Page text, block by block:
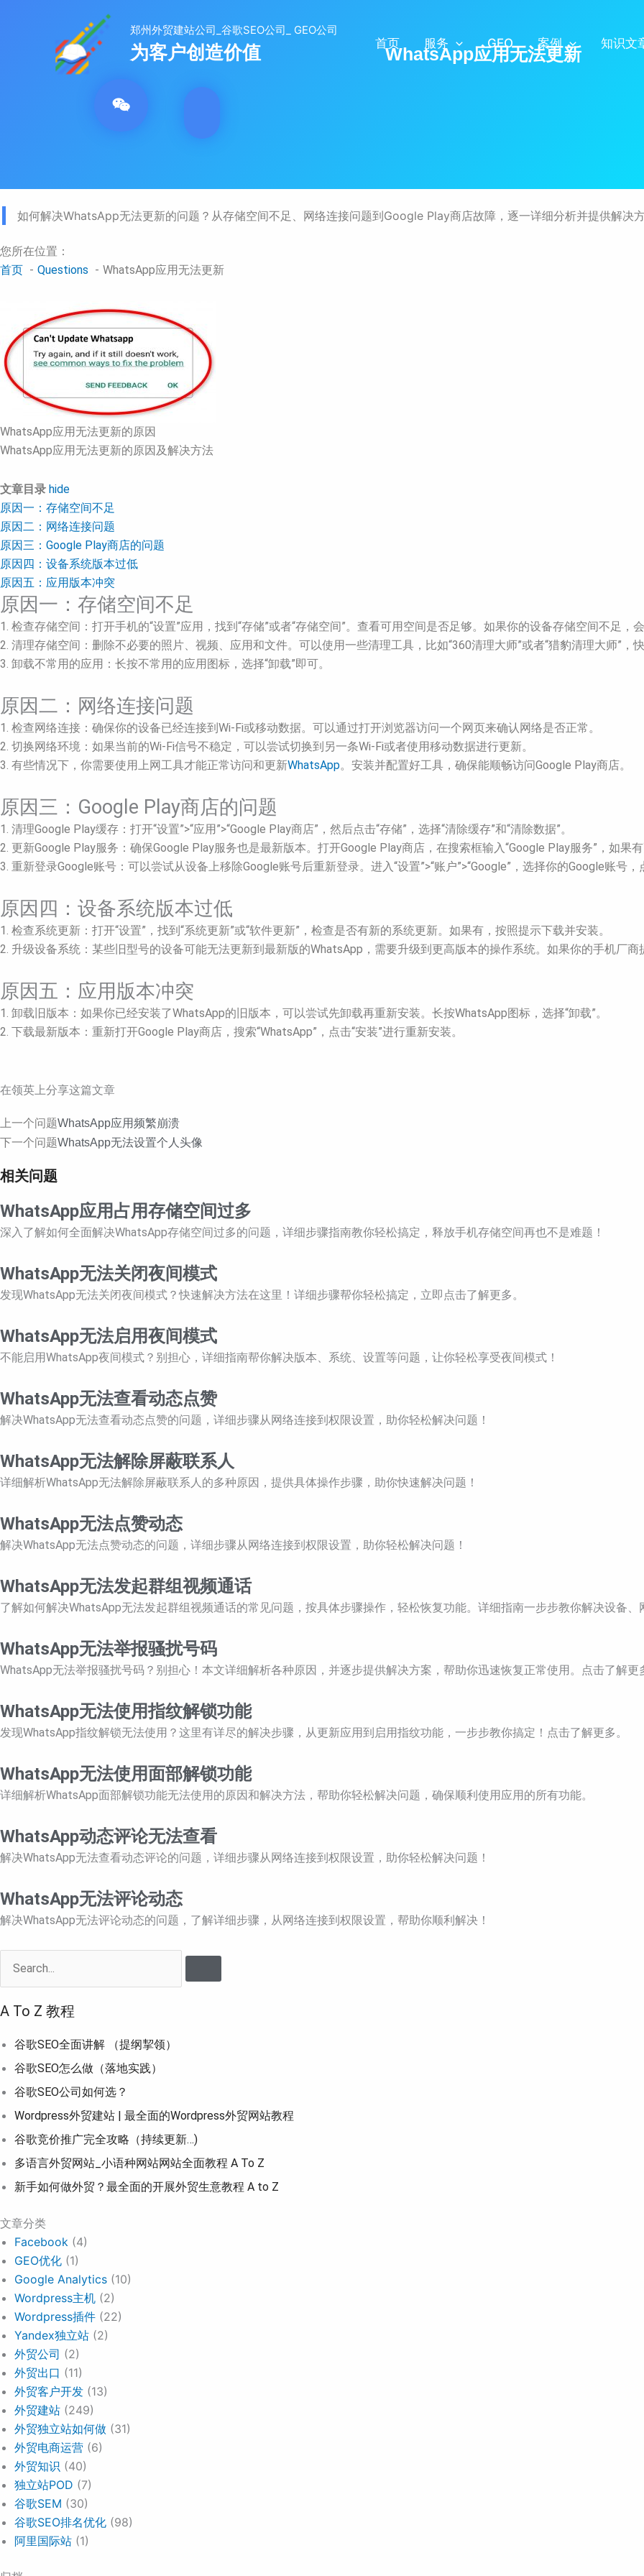
首页 服务 GEO 案例 知识文
WhatsApp应用无法更新
如何解决WhatsApp无法更新的问题？从存储空间不足、网络连接问题到Google Play商店故障，逐一详细分析并提供解决
您所在位置：
首页
Questions WhatsApp应用无法更新
WhatsApp应用无法更新的原因
WhatsApp应用无法更新的原因及解决方法
文章目录 hide
原因一：存储空间不足
原因二：网络连接问题
原因三：Google Play商店的问题
原因四：设备系统版本过低
原因五：应用版本冲突
原因一：存储空间不足
1. 检查存储空间：打开手机的“设置”应用，找到“存储”或者“存储空间”。查看可用空间是否足够。如果你的设备存储空间不足，
2. 清理存储空间：删除不必要的照片、视频、应用和文件。可以使用一些清理工具，比如“360清理大师”或者“猎豹清理大师”，
3. 卸载不常用的应用：长按不常用的应用图标，选择“卸载”即可。
原因二：网络连接问题
1. 检查网络连接：确保你的设备已经连接到Wi-Fi或移动数据。可以通过打开浏览器访问一个网页来确认网络是否正常。
2. 切换网络环境：如果当前的Wi-Fi信号不稳定，可以尝试切换到另一条Wi-Fi或者使用移动数据进行更新。
3. 有些情况下，你需要使用上网工具才能正常访问和更新WhatsApp。安装并配置好工具，确保能顺畅访问Google Play商店。
原因三：Google Play商店的问题
1. 清理Google Play缓存：打开“设置”>“应用”>“Google Play商店”，然后点击“存储”，选择“清除缓存”和“清除数据”。
2. 更新Google Play服务：确保Google Play服务也是最新版本。打开Google Play商店，在搜索框输入“Google Play服务”，如果
3. 重新登录Google账号：可以尝试从设备上移除Google账号后重新登录。进入“设置”>“账户”>“Google”，选择你的Google账号
原因四：设备系统版本过低
1. 检查系统更新：打开“设置”，找到“系统更新”或“软件更新”，检查是否有新的系统更新。如果有，按照提示下载并安装。
2. 升级设备系统：某些旧型号的设备可能无法更新到最新版的WhatsApp，需要升级到更高版本的操作系统。如果你的手机厂
原因五：应用版本冲突
1. 卸载旧版本：如果你已经安装了WhatsApp的旧版本，可以尝试先卸载再重新安装。长按WhatsApp图标，选择“卸载”。
2. 下载最新版本：重新打开Google Play商店，搜索“WhatsApp”，点击“安装”进行重新安装。
在领英上分享这篇文章
Prev
上一个问题WhatsApp应用频繁崩溃
下一个问题WhatsApp无法设置个人头像
相关问题
WhatsApp应用占用存储空间过多
深入了解如何全面解决WhatsApp存储空间过多的问题，详细步骤指南教你轻松搞定，释放手机存储空间再也不是难题！
WhatsApp无法关闭夜间模式
发现WhatsApp无法关闭夜间模式？快速解决方法在这里！详细步骤帮你轻松搞定，立即点击了解更多。
WhatsApp无法启用夜间模式
不能启用WhatsApp夜间模式？别担心，详细指南帮你解决版本、系统、设置等问题，让你轻松享受夜间模式！
WhatsApp无法查看动态点赞
解决WhatsApp无法查看动态点赞的问题，详细步骤从网络连接到权限设置，助你轻松解决问题！
WhatsApp无法解除屏蔽联系人
详细解析WhatsApp无法解除屏蔽联系人的多种原因，提供具体操作步骤，助你快速解决问题！
WhatsApp无法点赞动态
解决WhatsApp无法点赞动态的问题，详细步骤从网络连接到权限设置，助你轻松解决问题！
WhatsApp无法发起群组视频通话
了解如何解决WhatsApp无法发起群组视频通话的常见问题，按具体步骤操作，轻松恢复功能。详细指南一步步教你解决设备、
WhatsApp无法举报骚扰号码
WhatsApp无法举报骚扰号码？别担心！本文详细解析各种原因，并逐步提供解决方案，帮助你迅速恢复正常使用。点击了解更
WhatsApp无法使用指纹解锁功能
发现WhatsApp指纹解锁无法使用？这里有详尽的解决步骤，从更新应用到启用指纹功能，一步步教你搞定！点击了解更多。
WhatsApp无法使用面部解锁功能
详细解析WhatsApp面部解锁功能无法使用的原因和解决方法，帮助你轻松解决问题，确保顺利使用应用的所有功能。
WhatsApp动态评论无法查看
解决WhatsApp无法查看动态评论的问题，详细步骤从网络连接到权限设置，助你轻松解决问题！
WhatsApp无法评论动态
解决WhatsApp无法评论动态的问题，了解详细步骤，从网络连接到权限设置，帮助你顺利解决！
A To Z 教程
谷歌SEO全面讲解 （提纲挈领）
谷歌SEO怎么做（落地实践）
谷歌SEO公司如何选？
Wordpress外贸建站 | 最全面的Wordpress外贸网站教程
谷歌竞价推广完全攻略（持续更新…)
多语言外贸网站_小语种网站网站全面教程 A To Z
新手如何做外贸？最全面的开展外贸生意教程 A to Z
文章分类
Facebook (4)
GEO优化 (1)
Google Analytics (10)
Wordpress主机 (2)
Wordpress插件 (22)
Yandex独立站 (2)
外贸公司 (2)
外贸出口 (11)
外贸客户开发 (13)
外贸建站 (249)
外贸独立站如何做 (31)
外贸电商运营 (6)
外贸知识 (40)
独立站POD (7)
谷歌SEM (30)
谷歌SEO排名优化 (98)
阿里国际站 (1)